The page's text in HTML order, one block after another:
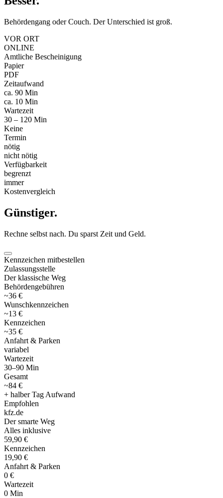
Behördengang oder Couch. Der Unterschied ist groß.
VOR ORT
ONLINE
Amtliche Bescheinigung
Papier
PDF
Zeitaufwand
ca. 90 Min
ca. 10 Min
Wartezeit
30 – 120 Min
Keine
Termin
nötig
nicht nötig
Verfügbarkeit
begrenzt
immer
Kostenvergleich
Günstiger.
Rechne selbst nach. Du sparst Zeit und Geld.
Kennzeichen mitbestellen
Zulassungsstelle
Der klassische Weg
Behördengebühren
~36 €
Wunschkennzeichen
~13 €
Kennzeichen
~35 €
Anfahrt & Parken
variabel
Wartezeit
30–90 Min
Gesamt
~84 €
+ halber Tag Aufwand
Empfohlen
kfz.de
Der smarte Weg
Alles inklusive
59,90 €
Kennzeichen
19,90 €
Anfahrt & Parken
0 €
Wartezeit
0 Min